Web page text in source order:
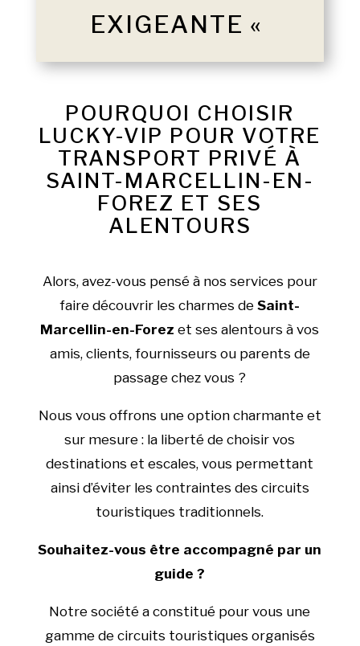
EXIGEANTE «
POURQUOI CHOISIR
LUCKY-VIP POUR VOTRE
TRANSPORT PRIVÉ À
SAINT-MARCELLIN-EN-
FOREZ ET SES
ALENTOURS
Alors, avez-vous pensé à nos services pour
faire découvrir les charmes deSaint-
Marcellin-en-Forez et ses alentours à vos
amis, clients, fournisseurs ou parents de
passage chez vous ?
Nous vous offrons une option charmante et
sur mesure : la liberté de choisir vos
destinations et escales, vous permettant
ainsi d’éviter les contraintes des circuits
touristiques traditionnels.
Souhaitez-vous être accompagné par un
guide ?
Notre société a constitué pour vous une
gamme de circuits touristiques organisés